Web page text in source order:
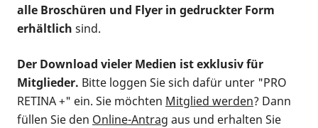
alle Broschüren und Flyer in gedruckter Form
erhältlich sind.
Der Download vieler Medien ist exklusiv für
Mitglieder. Bitte loggen Sie sich dafür unter "PRO
RETINA +" ein. Sie möchten Mitglied werden? Dann
füllen Sie den Online-Antrag aus und erhalten Sie